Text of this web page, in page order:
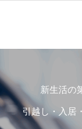
新生活の
引越し・入居